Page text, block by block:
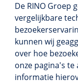
De RINO Groep
vergelijkbare
kunnen wij
over hoe
onze pagina's
informatie
Cedeo-